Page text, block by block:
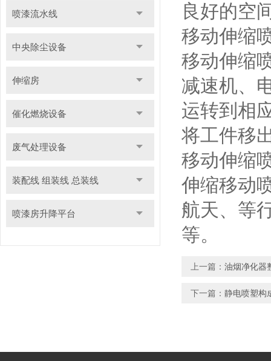
喷漆流水线
中央除尘设备
伸缩房
催化燃烧设备
废气处理设备
装配线 组装线 总装线
喷漆房升降平台
良好的空
移动伸缩
移动伸缩
减速机、
运转到相
将工件移
移动伸缩
伸缩移动
航天、等
等。
上一篇： 油烟净化器
下一篇： 静电喷塑构